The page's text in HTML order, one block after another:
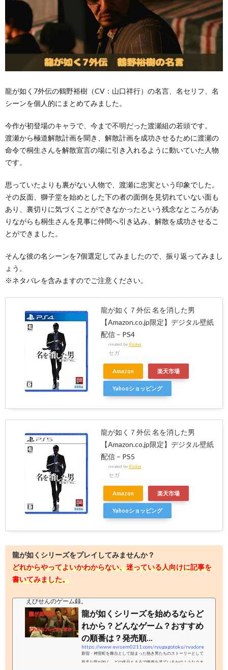
龍が如く7外伝の鶴野裕樹（CV：山口祥行）の名言、名セリフ、名
シーンを個人的にまとめてみました。
今作が初登場のキャラで、今まで不明だった渡瀬組の若頭です。
渡瀬から極道解散計画を聞き、解散計画を成功させるために渡瀬の
命令で桐生さんを解散宣言の場に引き入れるように動いていた人物
です。
思っていたよりも裏がない人物で、渡瀬に忠実という印象でした。
その反面、獅子堂を始めとした下の者の面倒を見切れていない面も
あり、裏切りに気づくことができなかったという残念なところがあ
りながらも桐生さんを見事に仲間へ引き込み、解散を成功させるこ
とができました。
そんな彼の名シーンを7個選定してみましたので、振り返ってみまし
ょう。
※ネタバレを含みますのでご注意ください。
龍が如く７外伝 名を消した男
【Amazon.co.jp限定】デジタル壁紙
配信 – PS4
created by Rinker
セガ
Amazon 楽天市場
Yahooショッピング
龍が如く７外伝 名を消した男
【Amazon.co.jp限定】デジタル壁紙
配信 – PS5
created by Rinker
セガ
Amazon 楽天市場
Yahooショッピング
龍が如くシリーズをプレイしてみませんか？
どれからやってよいかわからない、迷っている人向けに記事を
書いてみました。
えびせんのゲーム録。
龍が如くシリーズを始めるならど
れから？どんなゲーム？おすすめ
の順番は？発売順...
https://www.evisem0211.com/ryugagotoku/ryudore
新宿・神室町を舞台として始まった熱き男たちのストーリーとして
有名な龍が如く。どの作品もまるで映画を見ているかのようなクオ